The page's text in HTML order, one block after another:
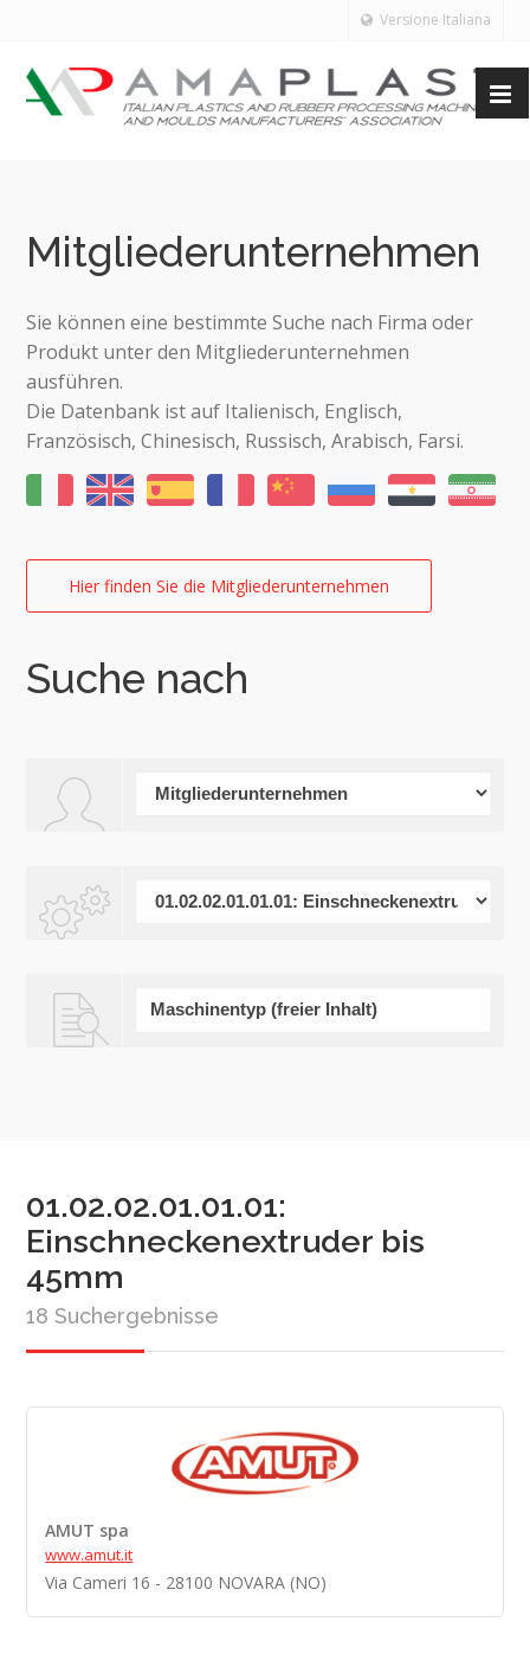
Versione Italiana
Mitgliederunternehmen
Sie können eine bestimmte Suche nach Firma oder
Produkt unter den Mitgliederunternehmen
ausführen.
Die Datenbank ist auf Italienisch, Englisch,
Französisch, Chinesisch, Russisch, Arabisch, Farsi.
Hier finden Sie die Mitgliederunternehmen
Suche nach
01.02.02.01.01.01:
Einschneckenextruder bis
45mm
18 Suchergebnisse
AMUT spa
www.amut.it
Via Cameri 16 - 28100 NOVARA (NO)